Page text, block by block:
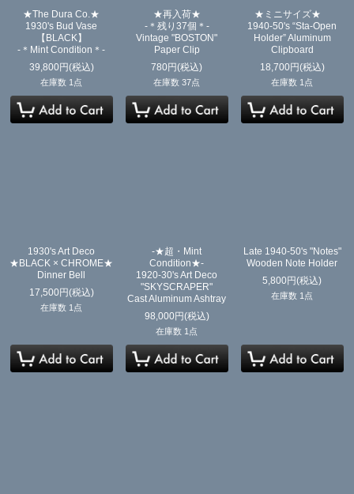
★The Dura Co.★
1930's Bud Vase
【BLACK】
-＊Mint Condition＊-
39,800円(税込)
在庫数 1点
★再入荷★
-＊残り37個＊-
Vintage "BOSTON"
Paper Clip
780円(税込)
在庫数 37点
★ミニサイズ★
1940-50's “Sta-Open
Holder” Aluminum
Clipboard
18,700円(税込)
在庫数 1点
1930's Art Deco
★BLACK × CHROME★
Dinner Bell
17,500円(税込)
在庫数 1点
-★超・Mint
Condition★-
1920-30's Art Deco
"SKYSCRAPER"
Cast Aluminum Ashtray
98,000円(税込)
在庫数 1点
Late 1940-50's "Notes"
Wooden Note Holder
5,800円(税込)
在庫数 1点